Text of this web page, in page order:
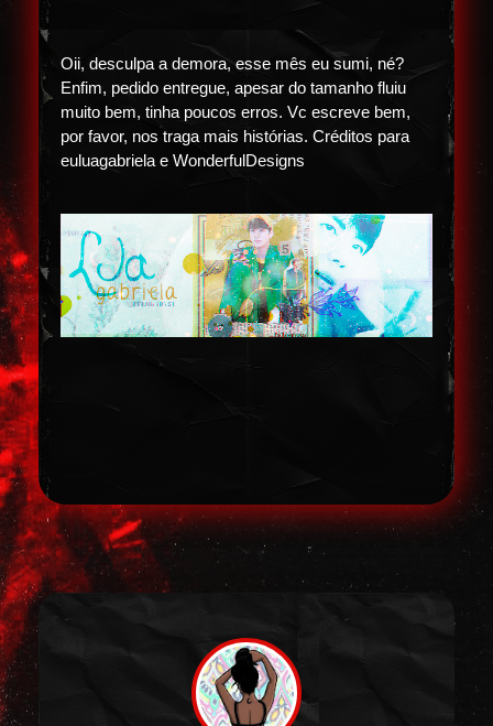
Oii, desculpa a demora, esse mês eu sumi, né?
Enfim, pedido entregue, apesar do tamanho fluiu
muito bem, tinha poucos erros. Vc escreve bem,
por favor, nos traga mais histórias. Créditos para
euluagabriela e WonderfulDesigns